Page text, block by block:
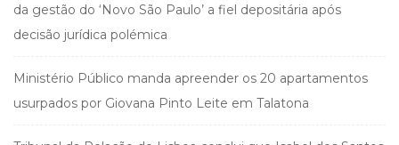
da gestão do ‘Novo São Paulo’ a fiel depositária após
decisão jurídica polémica
Ministério Público manda apreender os 20 apartamentos
usurpados por Giovana Pinto Leite em Talatona